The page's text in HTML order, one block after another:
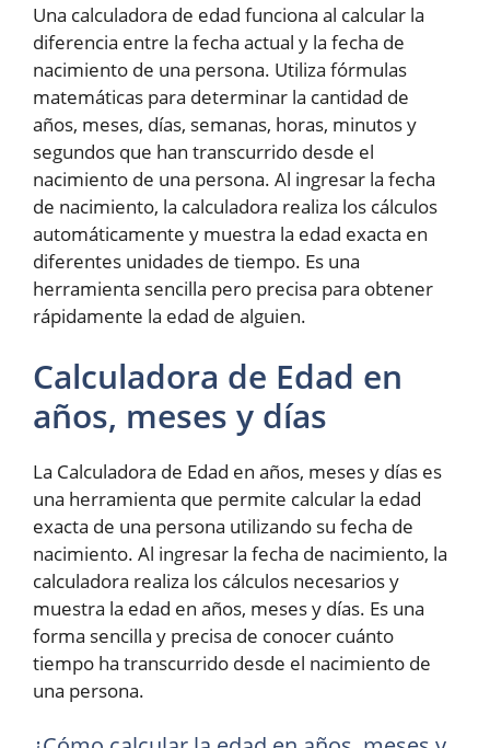
Una calculadora de edad funciona al calcular la
diferencia entre la fecha actual y la fecha de
nacimiento de una persona. Utiliza fórmulas
matemáticas para determinar la cantidad de
años, meses, días, semanas, horas, minutos y
segundos que han transcurrido desde el
nacimiento de una persona. Al ingresar la fecha
de nacimiento, la calculadora realiza los cálculos
automáticamente y muestra la edad exacta en
diferentes unidades de tiempo. Es una
herramienta sencilla pero precisa para obtener
rápidamente la edad de alguien.
Calculadora de Edad en
años, meses y días
La Calculadora de Edad en años, meses y días es
una herramienta que permite calcular la edad
exacta de una persona utilizando su fecha de
nacimiento. Al ingresar la fecha de nacimiento, la
calculadora realiza los cálculos necesarios y
muestra la edad en años, meses y días. Es una
forma sencilla y precisa de conocer cuánto
tiempo ha transcurrido desde el nacimiento de
una persona.